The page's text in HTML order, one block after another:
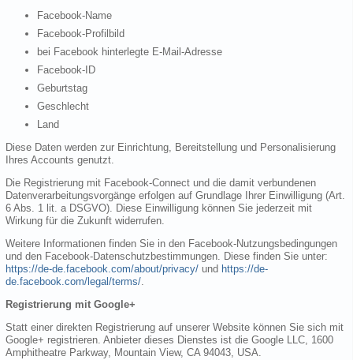
Facebook-Name
Facebook-Profilbild
bei Facebook hinterlegte E-Mail-Adresse
Facebook-ID
Geburtstag
Geschlecht
Land
Diese Daten werden zur Einrichtung, Bereitstellung und Personalisierung
Ihres Accounts genutzt.
Die Registrierung mit Facebook-Connect und die damit verbundenen
Datenverarbeitungsvorgänge erfolgen auf Grundlage Ihrer Einwilligung (Art.
6 Abs. 1 lit. a DSGVO). Diese Einwilligung können Sie jederzeit mit
Wirkung für die Zukunft widerrufen.
Weitere Informationen finden Sie in den Facebook-Nutzungsbedingungen
und den Facebook-Datenschutzbestimmungen. Diese finden Sie unter:
https://de-de.facebook.com/about/privacy/ und https://de-
de.facebook.com/legal/terms/.
Registrierung mit Google+
Statt einer direkten Registrierung auf unserer Website können Sie sich mit
Google+ registrieren. Anbieter dieses Dienstes ist die Google LLC, 1600
Amphitheatre Parkway, Mountain View, CA 94043, USA.